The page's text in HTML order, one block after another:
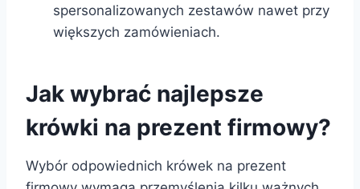
spersonalizowanych zestawów nawet przy
większych zamówieniach.
Jak wybrać najlepsze
krówki na prezent firmowy?
Wybór odpowiednich krówek na prezent